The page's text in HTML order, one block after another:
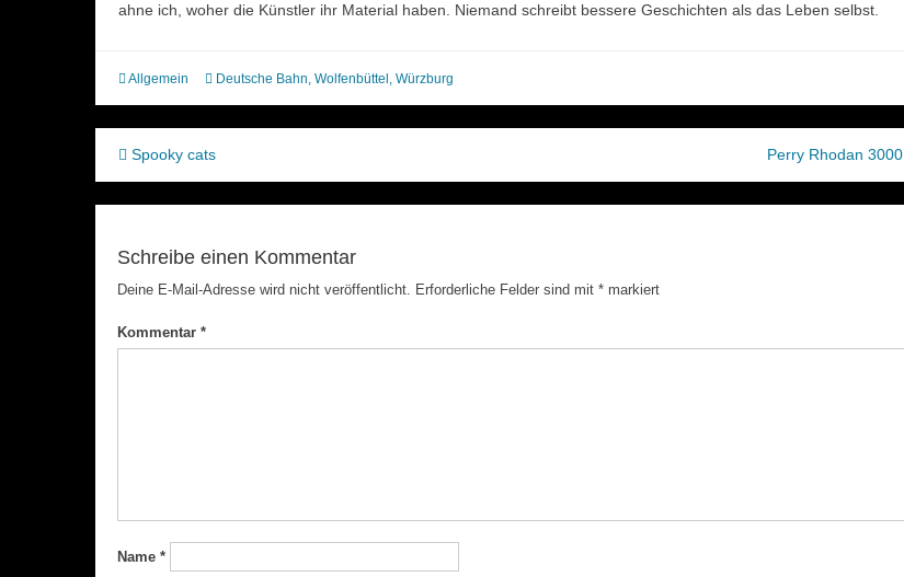
ahne ich, woher die Künstler ihr Material haben. Niemand schreibt bessere Geschichten als das Leben selbst.
Allgemein Deutsche Bahn Wolfenbüttel Würzburg
Beitragsnavigation
Spooky cats Perry Rhodan 3000
Schreibe einen Kommentar
Deine E-Mail-Adresse wird nicht veröffentlicht. Erforderliche Felder sind mit *markiert
Kommentar *
Name *